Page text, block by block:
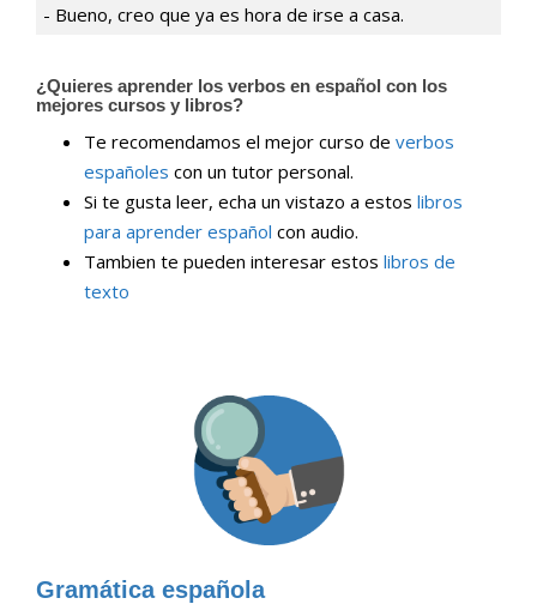
Bueno, creo que ya es hora de irse a casa.
¿Quieres aprender los verbos en español con los
mejores cursos y libros?
Te recomendamos el mejor curso de verbos
españoles con un tutor personal.
Si te gusta leer, echa un vistazo a estos libros
para aprender español con audio.
Tambien te pueden interesar estos libros de
texto
Gramática española